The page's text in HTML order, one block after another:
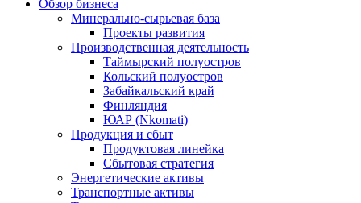
Обзор бизнеса
Минерально-сырьевая база
Проекты развития
Производственная деятельность
Таймырский полуостров
Кольский полуостров
Забайкальский край
Финляндия
ЮАР (Nkomati)
Продукция и сбыт
Продуктовая линейка
Сбытовая стратегия
Энергетические активы
Транспортные активы